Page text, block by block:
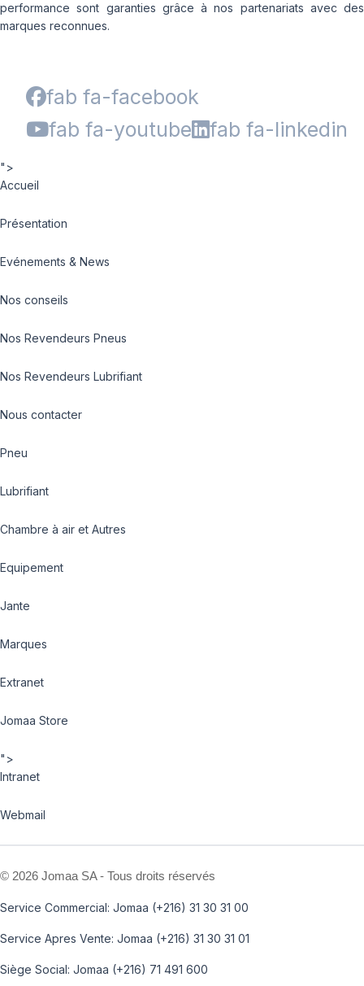
performance sont garanties grâce à nos partenariats avec des
marques reconnues.
fab fa-facebook
fab fa-youtube
fab fa-linkedin
">
Accueil
Présentation
Evénements & News
Nos conseils
Nos Revendeurs Pneus
Nos Revendeurs Lubrifiant
Nous contacter
Pneu
Lubrifiant
Chambre à air et Autres
Equipement
Jante
Marques
Extranet
Jomaa Store
">
Intranet
Webmail
© 2026 Jomaa SA - Tous droits réservés
Service Commercial: Jomaa (+216) 31 30 31 00
Service Apres Vente: Jomaa (+216) 31 30 31 01
Siège Social: Jomaa (+216) 71 491 600